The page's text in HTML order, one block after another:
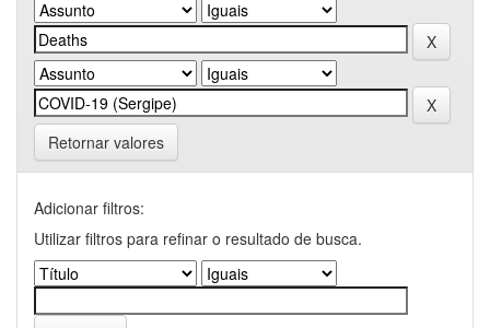
Retornar valores
Adicionar filtros:
Utilizar filtros para refinar o resultado de busca.